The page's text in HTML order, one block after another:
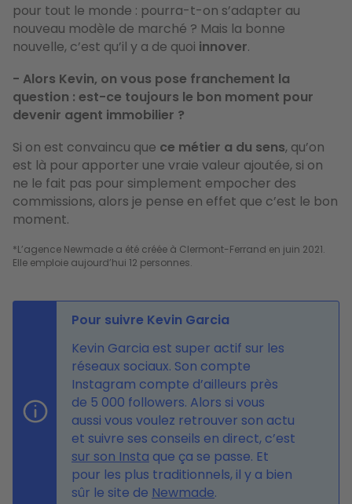
pour tout le monde : pourra-t-on s’adapter au
nouveau modèle de marché ? Mais la bonne
nouvelle, c’est qu’il y a de quoi innover.
- Alors Kevin, on vous pose franchement la
question : est-ce toujours le bon moment pour
devenir agent immobilier ?
Si on est convaincu que ce métier a du sens, qu’on
est là pour apporter une vraie valeur ajoutée, si on
ne le fait pas pour simplement empocher des
commissions, alors je pense en effet que c’est le bon
moment.
*L’agence Newmade a été créée à Clermont-Ferrand en juin 2021.
Pour suivre Kevin Garcia
Kevin Garcia est super actif sur les
réseaux sociaux. Son compte
Instagram compte d’ailleurs près
de 5 000 followers. Alors si vous
aussi vous voulez retrouver son actu
et suivre ses conseils en direct, c’est
sur son Insta que ça se passe. Et
pour les plus traditionnels, il y a bien
sûr le site de Newmade.